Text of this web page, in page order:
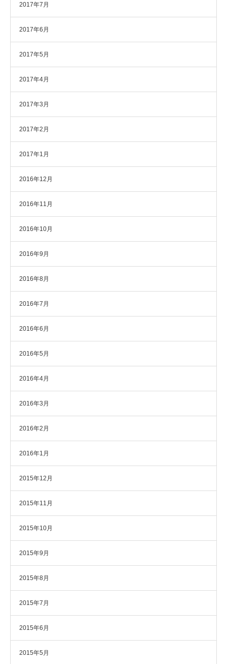
2017年7月
2017年6月
2017年5月
2017年4月
2017年3月
2017年2月
2017年1月
2016年12月
2016年11月
2016年10月
2016年9月
2016年8月
2016年7月
2016年6月
2016年5月
2016年4月
2016年3月
2016年2月
2016年1月
2015年12月
2015年11月
2015年10月
2015年9月
2015年8月
2015年7月
2015年6月
2015年5月